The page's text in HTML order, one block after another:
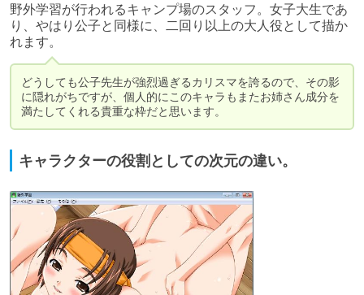
野外学習が行われるキャンプ場のスタッフ。女子大生であ
り、やはり公子と同様に、二回り以上の大人役として描か
れます。
どうしても公子先生が強烈過ぎるカリスマを誇るので、その影
に隠れがちですが、個人的にこのキャラもまたお姉さん成分を
満たしてくれる貴重な枠だと思います。
キャラクターの役割としての次元の違い。